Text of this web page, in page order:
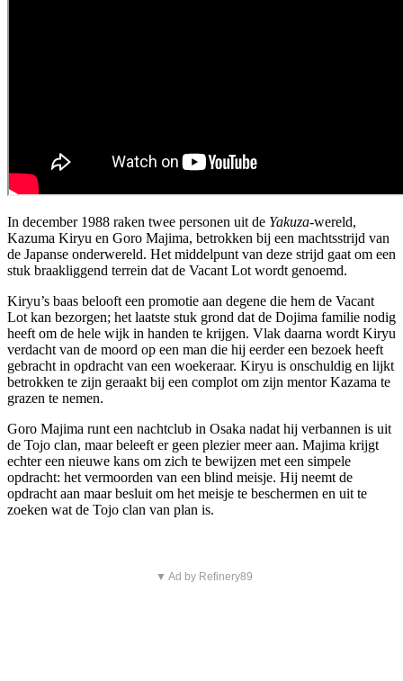
In december 1988 raken twee personen uit de Yakuza-wereld,
Kazuma Kiryu en Goro Majima, betrokken bij een machtsstrijd van
de Japanse onderwereld. Het middelpunt van deze strijd gaat om een
stuk braakliggend terrein dat de Vacant Lot wordt genoemd.
Kiryu’s baas belooft een promotie aan degene die hem de Vacant
Lot kan bezorgen; het laatste stuk grond dat de Dojima familie nodig
heeft om de hele wijk in handen te krijgen. Vlak daarna wordt Kiryu
verdacht van de moord op een man die hij eerder een bezoek heeft
gebracht in opdracht van een woekeraar. Kiryu is onschuldig en lijkt
betrokken te zijn geraakt bij een complot om zijn mentor Kazama te
grazen te nemen.
Goro Majima runt een nachtclub in Osaka nadat hij verbannen is uit
de Tojo clan, maar beleeft er geen plezier meer aan. Majima krijgt
echter een nieuwe kans om zich te bewijzen met een simpele
opdracht: het vermoorden van een blind meisje. Hij neemt de
opdracht aan maar besluit om het meisje te beschermen en uit te
zoeken wat de Tojo clan van plan is.
▼ Ad by Refinery89